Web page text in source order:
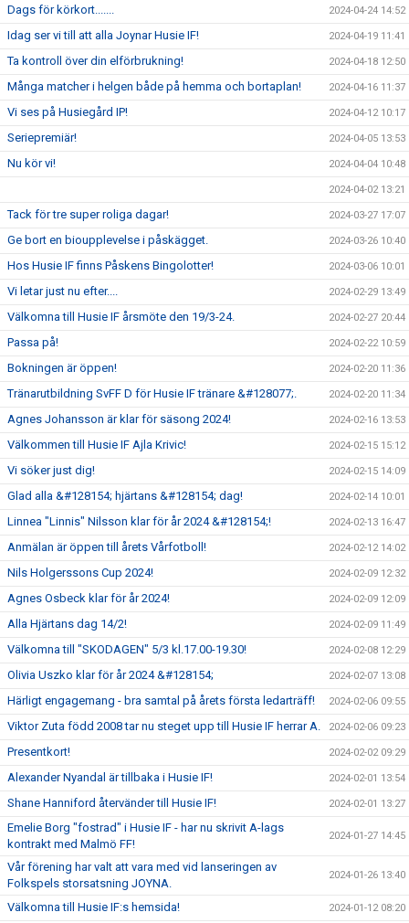
Dags för körkort....... 2024-04-24 14:52
Idag ser vi till att alla Joynar Husie IF! 2024-04-19 11:41
Ta kontroll över din elförbrukning! 2024-04-18 12:50
Många matcher i helgen både på hemma och bortaplan! 2024-04-16 11:37
Vi ses på Husiegård IP! 2024-04-12 10:17
Seriepremiär! 2024-04-05 13:53
Nu kör vi! 2024-04-04 10:48
2024-04-02 13:21
Tack för tre super roliga dagar! 2024-03-27 17:07
Ge bort en bioupplevelse i påskägget. 2024-03-26 10:40
Hos Husie IF finns Påskens Bingolotter! 2024-03-06 10:01
Vi letar just nu efter.... 2024-02-29 13:49
Välkomna till Husie IF årsmöte den 19/3-24. 2024-02-27 20:44
Passa på! 2024-02-22 10:59
Bokningen är öppen! 2024-02-20 11:36
Tränarutbildning SvFF D för Husie IF tränare &#128077;. 2024-02-20 11:34
Agnes Johansson är klar för säsong 2024! 2024-02-16 13:53
Välkommen till Husie IF Ajla Krivic! 2024-02-15 15:12
Vi söker just dig! 2024-02-15 14:09
Glad alla &#128154; hjärtans &#128154; dag! 2024-02-14 10:01
Linnea "Linnis" Nilsson klar för år 2024 &#128154;! 2024-02-13 16:47
Anmälan är öppen till årets Vårfotboll! 2024-02-12 14:02
Nils Holgerssons Cup 2024! 2024-02-09 12:32
Agnes Osbeck klar för år 2024! 2024-02-09 12:09
Alla Hjärtans dag 14/2! 2024-02-09 11:49
Välkomna till "SKODAGEN" 5/3 kl.17.00-19.30! 2024-02-08 12:29
Olivia Uszko klar för år 2024 &#128154; 2024-02-07 13:08
Härligt engagemang - bra samtal på årets första ledarträff! 2024-02-06 09:55
Viktor Zuta född 2008 tar nu steget upp till Husie IF herrar A. 2024-02-06 09:23
Presentkort! 2024-02-02 09:29
Alexander Nyandal är tillbaka i Husie IF! 2024-02-01 13:54
Shane Hanniford återvänder till Husie IF! 2024-02-01 13:27
Emelie Borg "fostrad" i Husie IF - har nu skrivit A-lags
kontrakt med Malmö FF!
2024-01-27 14:45
Vår förening har valt att vara med vid lanseringen av
Folkspels storsatsning JOYNA.
2024-01-26 13:40
Välkomna till Husie IF:s hemsida! 2024-01-12 08:20